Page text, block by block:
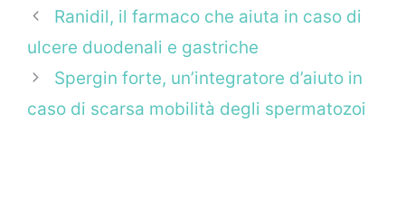
Ranidil, il farmaco che aiuta in caso di
ulcere duodenali e gastriche
Spergin forte, un’integratore d’aiuto in
caso di scarsa mobilità degli spermatozoi